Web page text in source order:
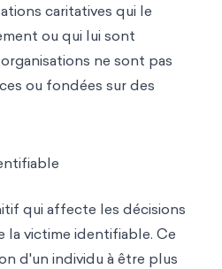
caritatives qui le
ou qui lui sont
ne sont pas
ou fondées sur des
qui affecte les décisions
victime identifiable. Ce
d'un individu à être plus